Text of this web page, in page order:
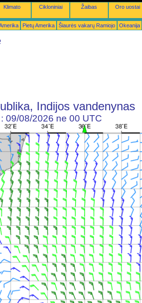
Klimato Cikloniniai Žaibas Oro uostai
Pietų Amerika Šiaurės vakarų Ramiojo Okeanija
Indijos vandenynas
09/08/2026 ne 00 UTC